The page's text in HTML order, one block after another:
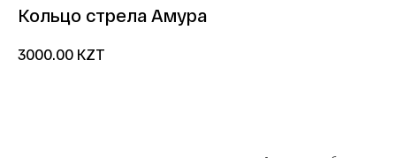
Кольцо стрела Амура
3000.00 KZT